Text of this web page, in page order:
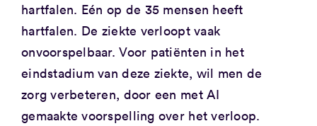
hartfalen. Eén op de 35 mensen heeft
hartfalen. De ziekte verloopt vaak
onvoorspelbaar. Voor patiënten in het
eindstadium van deze ziekte, wil men de
zorg verbeteren, door een met AI
gemaakte voorspelling over het verloop.